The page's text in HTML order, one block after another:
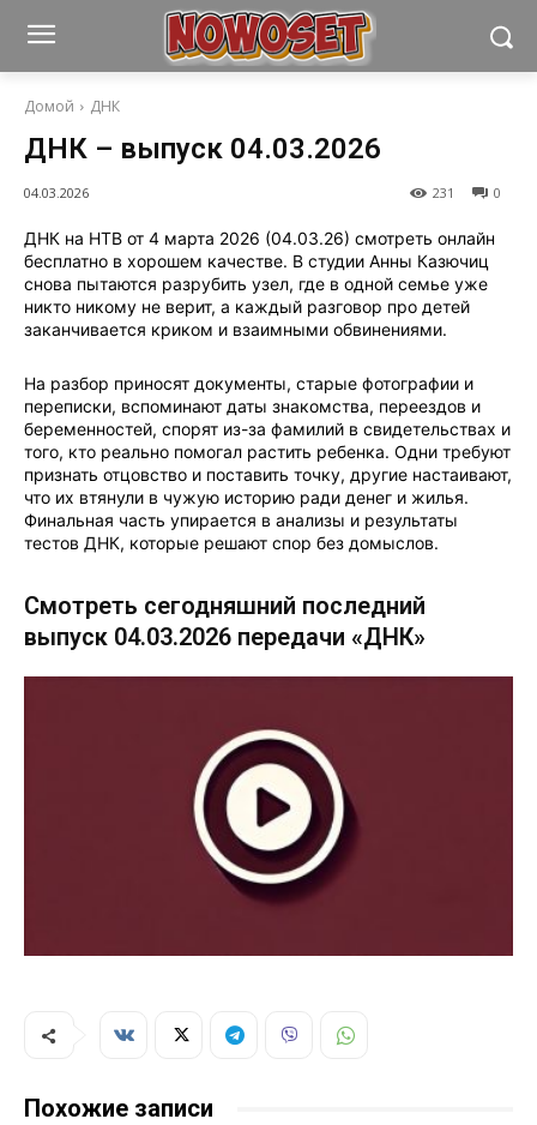
Домой ДНК
ДНК – выпуск 04.03.2026
0
231
04.03.2026
ДНК на НТВ от 4 марта 2026 (04.03.26) смотреть онлайн
бесплатно в хорошем качестве. В студии Анны Казючиц
снова пытаются разрубить узел, где в одной семье уже
никто никому не верит, а каждый разговор про детей
заканчивается криком и взаимными обвинениями.
На разбор приносят документы, старые фотографии и
переписки, вспоминают даты знакомства, переездов и
беременностей, спорят из-за фамилий в свидетельствах и
того, кто реально помогал растить ребенка. Одни требуют
признать отцовство и поставить точку, другие настаивают,
что их втянули в чужую историю ради денег и жилья.
Финальная часть упирается в анализы и результаты
тестов ДНК, которые решают спор без домыслов.
Смотреть сегодняшний последний
выпуск 04.03.2026 передачи «ДНК»
Похожие записи